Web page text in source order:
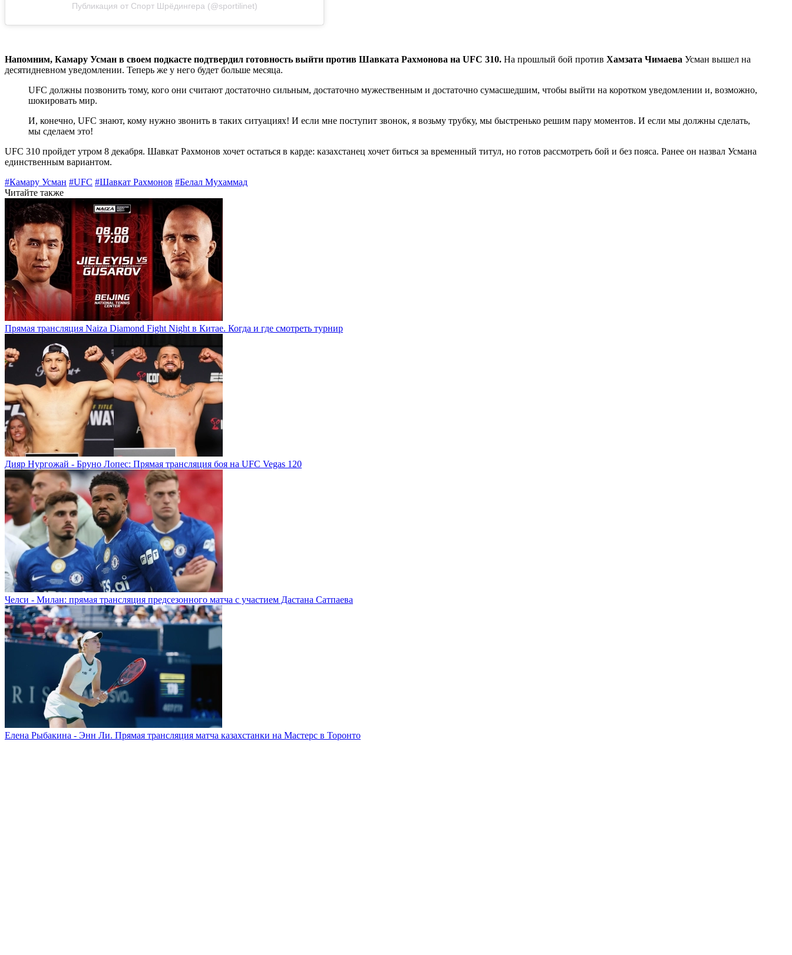
Публикация от Спорт Шрёдингера (@sportilinet)
Напомним, Камару Усман в своем подкасте подтвердил готовность выйти против Шавката Рахмонова на UFC 310. На прошлый бой против Хамзата Чимаева Усман вышел на
десятидневном уведомлении. Теперь же у него будет больше месяца.
UFC должны позвонить тому, кого они считают достаточно сильным, достаточно мужественным и достаточно сумасшедшим, чтобы выйти на коротком уведомлении и, возможно,
шокировать мир.
И, конечно, UFC знают, кому нужно звонить в таких ситуациях! И если мне поступит звонок, я возьму трубку, мы быстренько решим пару моментов. И если мы должны сделать,
мы сделаем это!
UFC 310 пройдет утром 8 декабря. Шавкат Рахмонов хочет остаться в карде: казахстанец хочет биться за временный титул, но готов рассмотреть бой и без пояса. Ранее он назвал Усмана
единственным вариантом.
#Камару Усман #UFC #Шавкат Рахмонов #Белал Мухаммад
Читайте также
Прямая трансляция Naiza Diamond Fight Night в Китае. Когда и где смотреть турнир
Дияр Нургожай - Бруно Лопес: Прямая трансляция боя на UFC Vegas 120
Челси - Милан: прямая трансляция предсезонного матча с участием Дастана Сатпаева
Елена Рыбакина - Энн Ли. Прямая трансляция матча казахстанки на Мастерс в Торонто